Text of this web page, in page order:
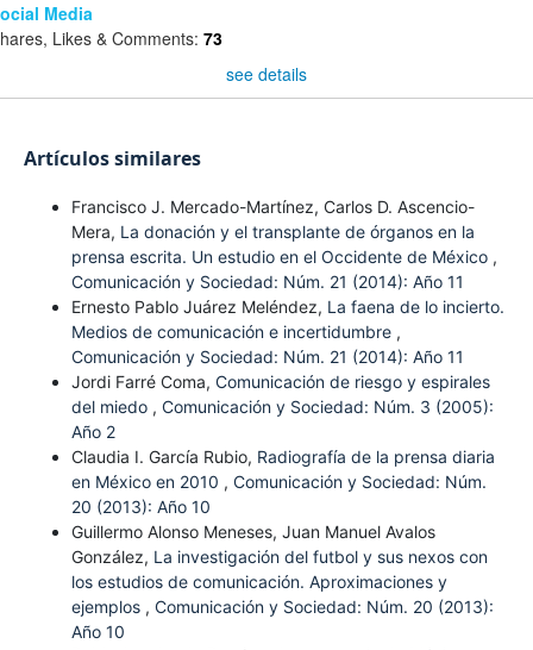
Media
Likes & Comments: 73
see details
Artículos similares
Francisco J. Mercado-Martínez, Carlos D. Ascencio-
Mera, La donación y el transplante de órganos en la
prensa escrita. Un estudio en el Occidente de México ,
Comunicación y Sociedad: Núm. 21 (2014): Año 11
Ernesto Pablo Juárez Meléndez, La faena de lo incierto.
Medios de comunicación e incertidumbre ,
Comunicación y Sociedad: Núm. 21 (2014): Año 11
Jordi Farré Coma, Comunicación de riesgo y espirales
del miedo , Comunicación y Sociedad: Núm. 3 (2005):
Año 2
Claudia I. García Rubio, Radiografía de la prensa diaria
en México en 2010 , Comunicación y Sociedad: Núm.
20 (2013): Año 10
Guillermo Alonso Meneses, Juan Manuel Avalos
González, La investigación del futbol y sus nexos con
los estudios de comunicación. Aproximaciones y
ejemplos , Comunicación y Sociedad: Núm. 20 (2013):
Año 10